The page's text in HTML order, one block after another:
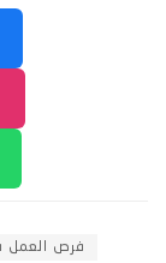
فرص العمل